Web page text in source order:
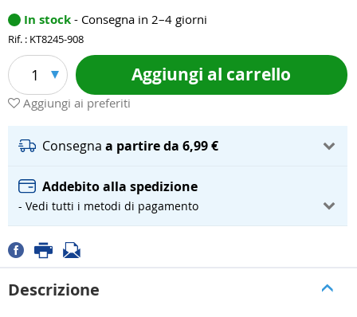
In stock - Consegna in 2–4 giorni
Rif. : KT8245-908
1 Aggiungi al carrello
Aggiungi ai preferiti
Consegna a partire da 6,99 €
Addebito alla spedizione
- Vedi tutti i metodi di pagamento
Descrizione